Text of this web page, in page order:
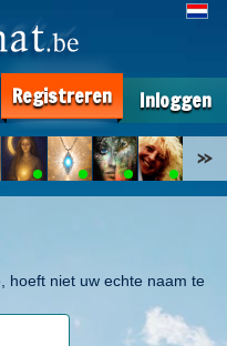
Registreren Inloggen
hoeft niet uw echte naam te